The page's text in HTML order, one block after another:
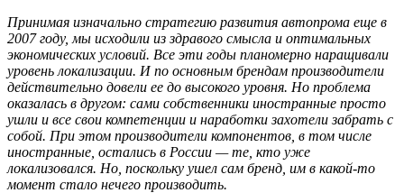
Принимая изначально стратегию развития автопрома еще в
2007 году, мы исходили из здравого смысла и оптимальных
экономических условий. Все эти годы планомерно наращивали
уровень локализации. И по основным брендам производители
действительно довели ее до высокого уровня. Но проблема
оказалась в другом: сами собственники иностранные просто
ушли и все свои компетенции и наработки захотели забрать с
собой. При этом производители компонентов, в том числе
иностранные, остались в России — те, кто уже
локализовался. Но, поскольку ушел сам бренд, им в какой-то
момент стало нечего производить.